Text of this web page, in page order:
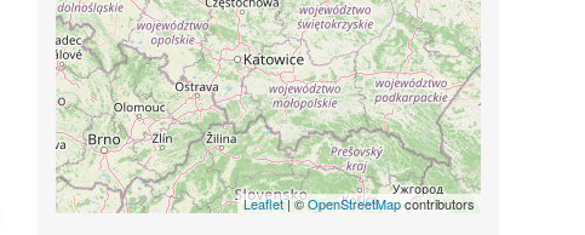
Leaflet| ©OpenStreetMapcontributors